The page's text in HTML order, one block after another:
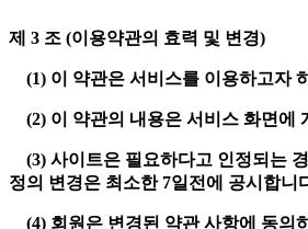
제 3 조 (이용약관의 효력 및 변경)
(1) 이 약관은 서비스를 이용하고자
(2) 이 약관의 내용은 서비스 화면에
(3) 사이트은 필요하다고 인정되는
정의 변경은 최소한 7일전에 공시합니
(4) 회원은 변경된 약관 사항에 동의